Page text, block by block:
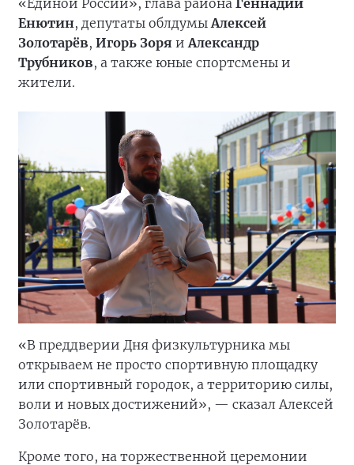
«Единой России», глава района Геннадий
Енютин, депутаты облдумыАлексей
Золотарёв, Игорь Зоря иАлександр
Трубников, а также юные спортсмены и
жители.
«В преддверии Дня физкультурника мы
открываем не просто спортивную площадку
или спортивный городок, а территорию силы,
воли и новых достижений», — сказал Алексей
Золотарёв.
Кроме того, на торжественной церемонии